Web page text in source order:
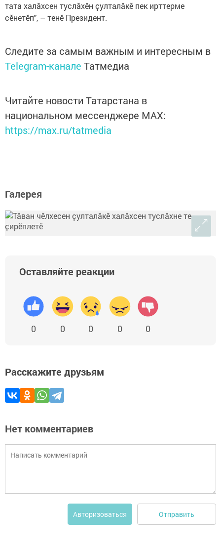
тата халӑхсен туслӑхӗн ҫулталӑкӗ пек ирттерме
сӗнетӗп", – тенӗ Президент.
Следите за самым важным и интересным в
Telegram-канале Татмедиа
Читайте новости Татарстана в
национальном мессенджере MАХ:
https://max.ru/tatmedia
Галерея
Оставляйте реакции
0 0 0 0 0
Расскажите друзьям
Нет комментариев
Авторизоваться Отправить